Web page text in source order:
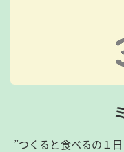
”つくると食べるの１